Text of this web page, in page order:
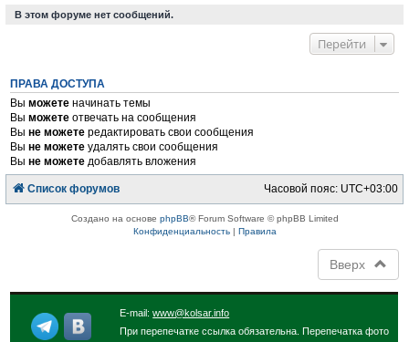
В этом форуме нет сообщений.
Перейти
ПРАВА ДОСТУПА
Выможете начинать темы
Выможете отвечать на сообщения
Выне можете редактировать свои сообщения
Выне можете удалять свои сообщения
Выне можете добавлять вложения
Список форумов Часовой пояс: UTC+03:00
Создано на основе phpBB® Forum Software © phpBB Limited
Конфиденциальность| Правила
Вверх
E-mail:www@kolsar.info
При перепечатке ссылка обязательна. Перепечатка фото